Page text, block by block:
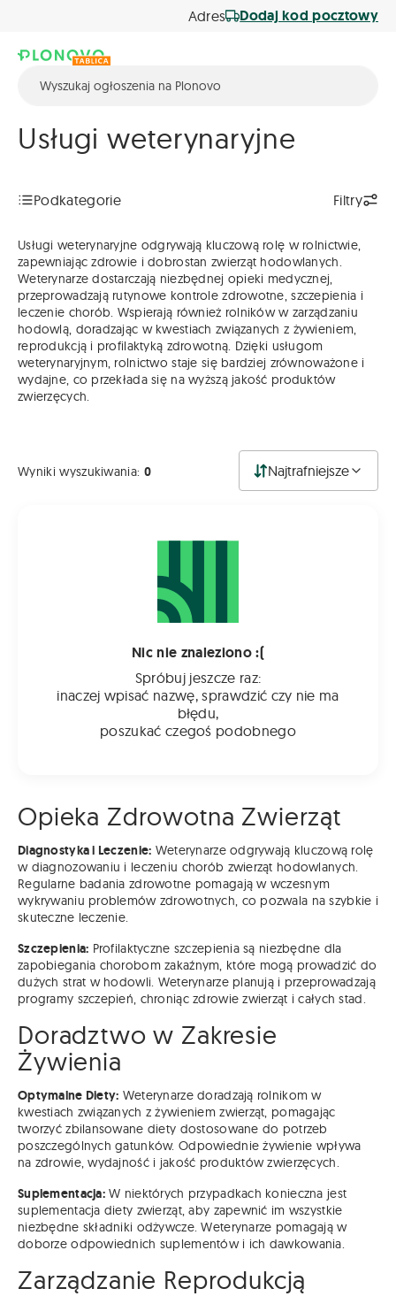
Adres Dodaj kod pocztowy
Usługi weterynaryjne
Podkategorie Filtry
Usługi weterynaryjne odgrywają kluczową rolę w rolnictwie,
zapewniając zdrowie i dobrostan zwierząt hodowlanych.
Weterynarze dostarczają niezbędnej opieki medycznej,
przeprowadzają rutynowe kontrole zdrowotne, szczepienia i
leczenie chorób. Wspierają również rolników w zarządzaniu
hodowlą, doradzając w kwestiach związanych z żywieniem,
reprodukcją i profilaktyką zdrowotną. Dzięki usługom
weterynaryjnym, rolnictwo staje się bardziej zrównoważone i
wydajne, co przekłada się na wyższą jakość produktów
zwierzęcych.
Wyniki wyszukiwania: 0 Najtrafniejsze
Nic nie znaleziono :(
Spróbuj jeszcze raz:
inaczej wpisać nazwę, sprawdzić czy nie ma
błędu,
poszukać czegoś podobnego
Opieka Zdrowotna Zwierząt
Diagnostyka i Leczenie: Weterynarze odgrywają kluczową rolę
w diagnozowaniu i leczeniu chorób zwierząt hodowlanych.
Regularne badania zdrowotne pomagają w wczesnym
wykrywaniu problemów zdrowotnych, co pozwala na szybkie i
skuteczne leczenie.
Szczepienia: Profilaktyczne szczepienia są niezbędne dla
zapobiegania chorobom zakaźnym, które mogą prowadzić do
dużych strat w hodowli. Weterynarze planują i przeprowadzają
programy szczepień, chroniąc zdrowie zwierząt i całych stad.
Doradztwo w Zakresie
Żywienia
Optymalne Diety: Weterynarze doradzają rolnikom w
kwestiach związanych z żywieniem zwierząt, pomagając
tworzyć zbilansowane diety dostosowane do potrzeb
poszczególnych gatunków. Odpowiednie żywienie wpływa
na zdrowie, wydajność i jakość produktów zwierzęcych.
Suplementacja:W niektórych przypadkach konieczna jest
suplementacja diety zwierząt, aby zapewnić im wszystkie
niezbędne składniki odżywcze. Weterynarze pomagają w
doborze odpowiednich suplementów i ich dawkowania.
Zarządzanie Reprodukcją